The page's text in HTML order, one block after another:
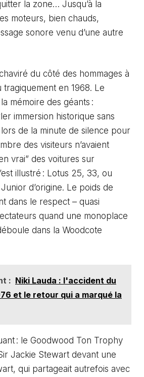
la zone… Jusqu’à la
moteurs, bien chauds,
sonore venu d’une autre
chaviré du côté des hommages à
tragiquement en 1968. Le
mémoire des géants :
immersion historique sans
lors de la minute de silence pour
des visiteurs n’avaient
vrai” des voitures sur
illustré : Lotus 25, 33, ou
d’origine. Le poids de
dans le respect – quasi
quand une monoplace
dans la Woodcote
: Niki Lauda : l'accident du
et le retour qui a marqué la
: le Goodwood Ton Trophy
Jackie Stewart devant une
qui partageait autrefois avec